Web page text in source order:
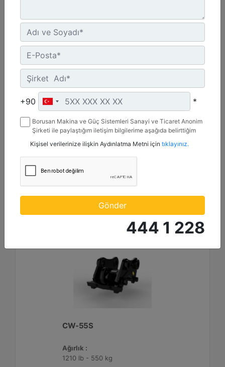
CW-55S
Ağırlık :
1210 lb - 550 kg
Genişlik :
22 inç - 20 mm
Yük Değeri, Kaldırma Kancası :
22 ton (US) - 20 ton (US)
Teklif Al
CW-55S
Ağırlık :
1210 lb - 550 kg
+90 *
Borusan Makina ve Güç Sistemleri Sanayi ve Ticaret Anonim
Şirketi ile paylaştığım iletişim bilgilerime aşağıda belirttiğim
mesaj gönderilmesine izin veriyorum.
Kişisel verilerinize ilişkin Aydınlatma Metni için tıklayınız.
Gönder
444 1 228